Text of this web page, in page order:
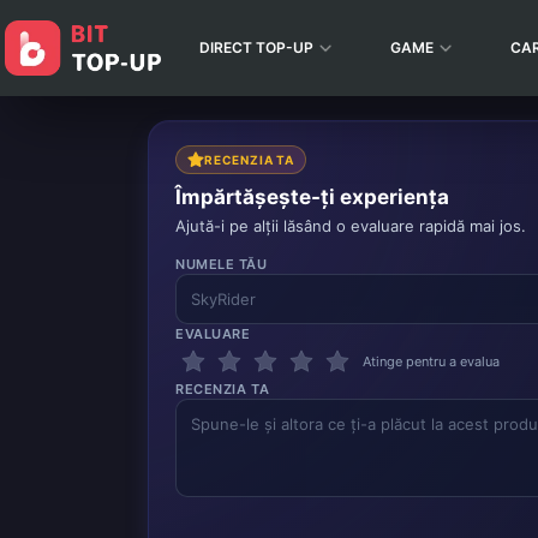
DIRECT TOP-UP GAME
RECENZIA TA
Împărtășește-ți experiența
Ajută-i pe alții lăsând o evaluare rapidă mai jos.
NUMELE TĂU
EVALUARE
Atinge pentru a evalua
RECENZIA TA